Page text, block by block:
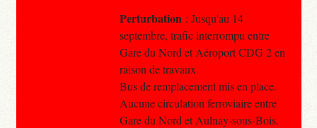
Perturbation : Jusqu'au 14
septembre, trafic interrompu entre
Gare du Nord et Aéroport CDG 2 en
raison de travaux.
Bus de remplacement mis en place.
Aucune circulation ferroviaire entre
Gare du Nord et Aulnay-sous-Bois.